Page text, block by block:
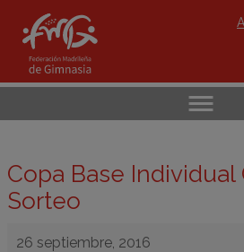
Copa Base Individual
Sorteo
26 septiembre, 2016